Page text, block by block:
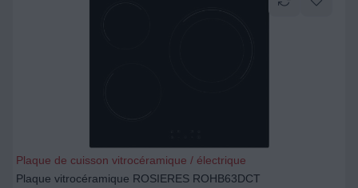
Plaque de cuisson vitrocéramique / électrique
Plaque vitrocéramique ROSIERES ROHB63DCT